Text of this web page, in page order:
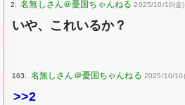
2: 2025/10/10(金
いや、これいるか？
163: 2025/10/
>>2